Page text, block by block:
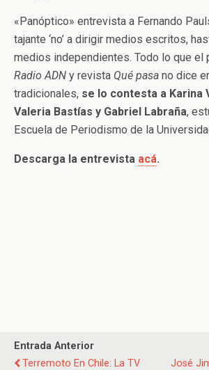
«Panóptico» entrevista a Fernando
tajante ‘no’ a dirigir medios escritos,
medios independientes. Todo lo que el
Radio ADN y revista Qué pasa no dice
tradicionales, se lo contesta a Karina
Valeria Bastías y Gabriel Labraña,
Escuela de Periodismo de la
Descarga la entrevista acá.
Entrada Anterior
Terremoto En Chile: La TV
José